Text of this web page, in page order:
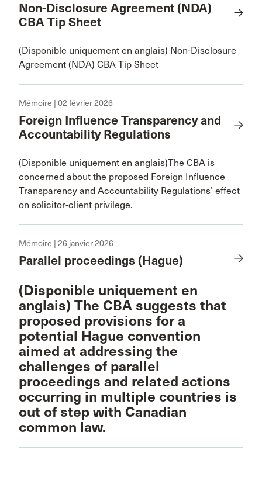
Non-Disclosure Agreement (NDA)
CBA Tip Sheet
(Disponible uniquement en anglais) Non-Disclosure
Agreement (NDA) CBA Tip Sheet
Mémoire | 02 février 2026
Foreign Influence Transparency and
Accountability Regulations
(Disponible uniquement en anglais)The CBA is
concerned about the proposed Foreign Influence
Transparency and Accountability Regulations’ effect
on solicitor-client privilege.
Mémoire | 26 janvier 2026
Parallel proceedings (Hague)
(Disponible uniquement en
anglais) The CBA suggests that
proposed provisions for a
potential Hague convention
aimed at addressing the
challenges of parallel
proceedings and related actions
occurring in multiple countries is
out of step with Canadian
common law.